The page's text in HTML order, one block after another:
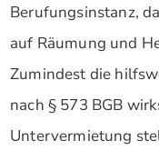
Berufungsinstanz,
auf Räumung und
Zumindest die
nach § 573 BGB
Untervermietung